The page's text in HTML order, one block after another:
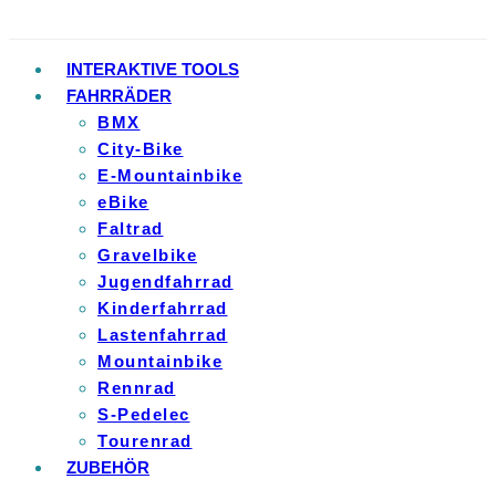
INTERAKTIVE TOOLS
FAHRRÄDER
BMX
City-Bike
E-Mountainbike
eBike
Faltrad
Gravelbike
Jugendfahrrad
Kinderfahrrad
Lastenfahrrad
Mountainbike
Rennrad
S-Pedelec
Tourenrad
ZUBEHÖR